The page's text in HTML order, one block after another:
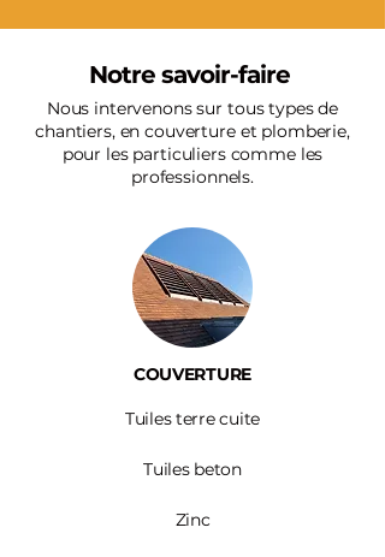
Notre savoir-faire
Nous intervenons sur tous types de
chantiers, en couverture et plomberie,
pour les particuliers comme les
professionnels.
COUVERTURE
Tuiles terre cuite
Tuiles beton
Zinc​